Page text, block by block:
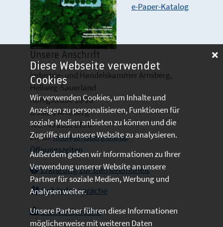
e-Paper-Katalog
Unsere Anschrift
Industrie- und Handelskammer Arnsberg,
Hellweg-Sauerland
Königstraße 18-20
D 59821 Arnsberg
Tel: +49 2931 878 0
Email:info@arnsberg.ihk.de
Öffnungszeiten
Erklärung zur Barrierefreiheit
Gebärdensprache
Leichte Sprache
Diese Webseite verwendet
Cookies
Wir verwenden Cookies, um Inhalte und
Anzeigen zu personalisieren, Funktionen für
soziale Medien anbieten zu können und die
Zugriffe auf unsere Website zu analysieren.
Außerdem geben wir Informationen zu Ihrer
Verwendung unserer Website an unsere
Partner für soziale Medien, Werbung und
Analysen weiter.
Unsere Partner führen diese Informationen
möglicherweise mit weiteren Daten